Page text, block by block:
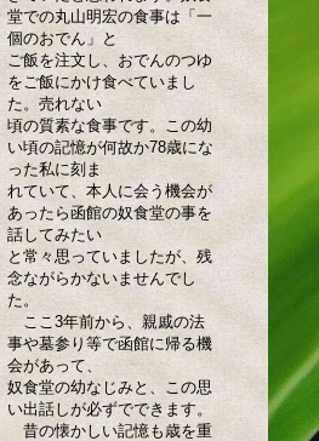
堂での丸山明宏の食事は「一
個のおでん」と
ご飯を注文し、おでんのつゆ
をご飯にかけ食べていまし
た。売れない
頃の質素な食事です。この幼
い頃の記憶が何故か78歳にな
った私に刻ま
れていて、本人に会う機会が
あったら函館の奴食堂の事を
話してみたい
と常々思っていましたが、残
念ながらかないませんでし
た。
ここ3年前から、親戚の法
事や墓参り等で函館に帰る機
会があって、
奴食堂の幼なじみと、この思
い出話しが必ずでできます。
昔の懐かしい記憶も歳を重